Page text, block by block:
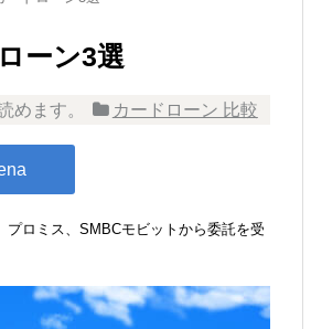
ーン3選
めます。 カードローン 比較
ロミス、SMBCモビットから委託を受